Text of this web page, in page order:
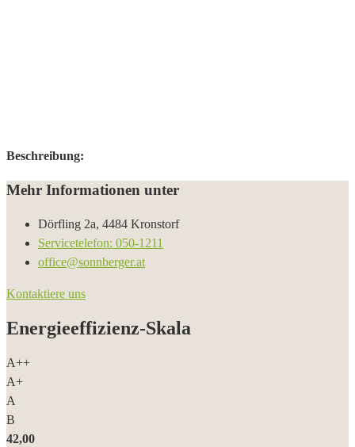
Beschreibung:
Mehr Informationen unter
Dörfling 2a, 4484 Kronstorf
Servicetelefon: 050-1211
office@sonnberger.at
Kontaktiere uns
Energieeffizienz-Skala
A++
A+
A
B
42,00